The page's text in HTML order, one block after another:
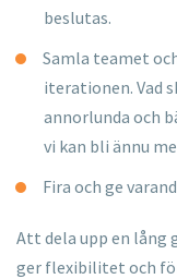
beslutas.
Samla teamet
iterationen. Vad
annorlunda och
vi kan bli ännu
Fira och ge
Att dela upp en lång
ger flexibilitet och